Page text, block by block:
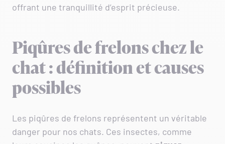
offrant une tranquillité d’esprit précieuse.
Piqûres de frelons chez le
chat : définition et causes
possibles
Les piqûres de frelons représentent un véritable
danger pour nos chats. Ces insectes, comme